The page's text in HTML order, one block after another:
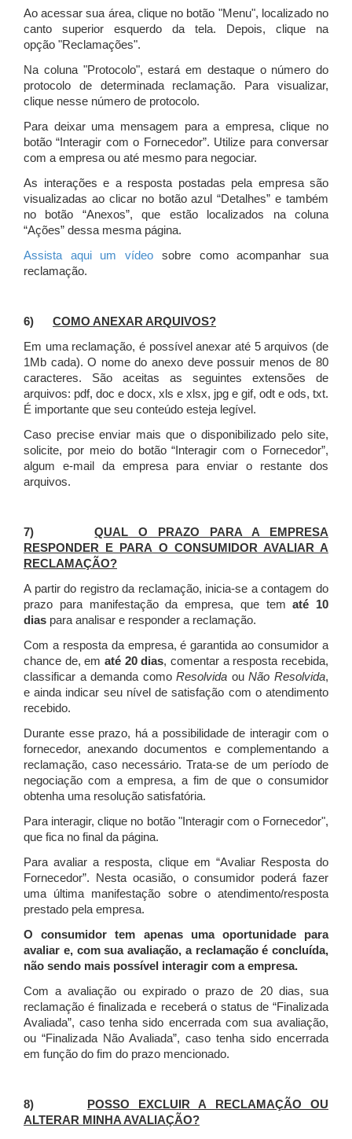
Ao acessar sua área, clique no botão "Menu", localizado no
canto superior esquerdo da tela. Depois, clique na
opção "Reclamações".
Na coluna "Protocolo", estará em destaque o número do
protocolo de determinada reclamação. Para visualizar,
clique nesse número de protocolo.
Para deixar uma mensagem para a empresa, clique no
botão “Interagir com o Fornecedor”. Utilize para conversar
com a empresa ou até mesmo para negociar.
As interações e a resposta postadas pela empresa são
visualizadas ao clicar no botão azul “Detalhes” e também
no botão “Anexos”, que estão localizados na coluna
“Ações” dessa mesma página.
Assista aqui um vídeo sobre como acompanhar sua
reclamação.
6) COMO ANEXAR ARQUIVOS?
Em uma reclamação, é possível anexar até 5 arquivos (de
1Mb cada). O nome do anexo deve possuir menos de 80
caracteres. São aceitas as seguintes extensões de
arquivos: pdf, doc e docx, xls e xlsx, jpg e gif, odt e ods, txt.
É importante que seu conteúdo esteja legível.
Caso precise enviar mais que o disponibilizado pelo site,
solicite, por meio do botão “Interagir com o Fornecedor”,
algum e-mail da empresa para enviar o restante dos
arquivos.
7)QUAL O PRAZO PARA A EMPRESA
RESPONDER E PARA O CONSUMIDOR AVALIAR A
RECLAMAÇÃO?
A partir do registro da reclamação, inicia-se a contagem do
prazo para manifestação da empresa, que tematé 10
dias para analisar e responder a reclamação.
Com a resposta da empresa, é garantida ao consumidor a
chance de, em até 20 dias, comentar a resposta recebida,
classificar a demanda comoResolvida ouNão Resolvida,
e ainda indicar seu nível de satisfação com o atendimento
recebido.
Durante esse prazo, há a possibilidade de interagir com o
fornecedor, anexando documentos e complementando a
reclamação, caso necessário.Trata-se de um período de
negociação com a empresa, a fim de que o consumidor
obtenha uma resolução satisfatória.
Para interagir, clique no botão "Interagir com o Fornecedor",
que fica no final da página.
Para avaliar a resposta, clique em “Avaliar Resposta do
Fornecedor”. Nesta ocasião, o consumidor poderá fazer
uma última manifestação sobre o atendimento/resposta
prestado pela empresa.
O consumidor tem apenas uma oportunidade para
avaliar e, com sua avaliação, a reclamação é concluída,
não sendo mais possível interagir com a empresa.
Com a avaliação ou expirado o prazo de 20 dias, sua
reclamação é finalizada e receberá o status de “Finalizada
Avaliada”, caso tenha sido encerrada com sua avaliação,
ou “Finalizada Não Avaliada”, caso tenha sido encerrada
em função do fim do prazo mencionado.
8)
POSSO EXCLUIR A RECLAMAÇÃO OU
ALTERAR MINHA AVALIAÇÃO?